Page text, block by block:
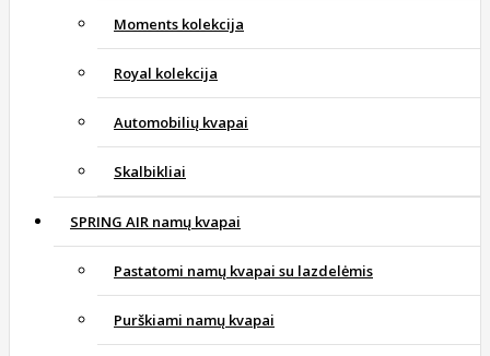
Moments kolekcija
Royal kolekcija
Automobilių kvapai
Skalbikliai
SPRING AIR namų kvapai
Pastatomi namų kvapai su lazdelėmis
Purškiami namų kvapai